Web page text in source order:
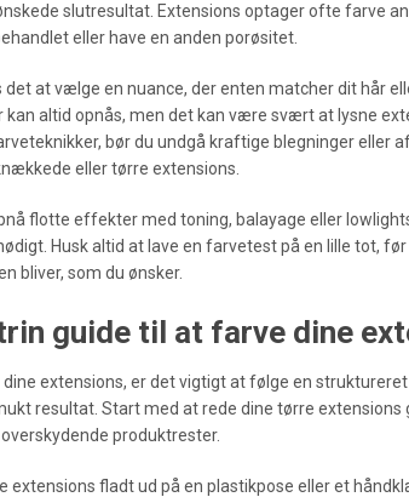
slutresultat. Extensions optager ofte farve
eller have en anden porøsitet.
det at vælge en nuance, der enten matcher dit hår
kan altid opnås, men det kan være svært at lysne
bør du undgå kraftige blegninger eller
eller tørre extensions.
flotte effekter med toning, balayage eller
Husk altid at lave en farvetest på en lille tot,
bliver, som du ønsker.
guide til at farve dine
dine extensions, er det vigtigt at følge en
resultat. Start med at rede dine tørre extensions
produktrester.
extensions fladt ud på en plastikpose eller et